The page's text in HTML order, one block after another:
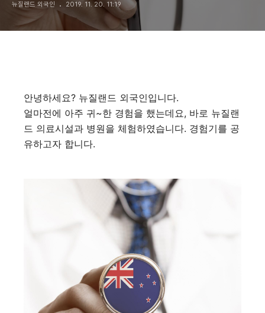
뉴질랜드 외국인 2019. 11. 20. 11:19
안녕하세요? 뉴질랜드 외국인입니다.
얼마전에 아주 귀~한 경험을 했는데요, 바로 뉴질랜
드 의료시설과 병원을 체험하였습니다. 경험기를 공
유하고자 합니다.